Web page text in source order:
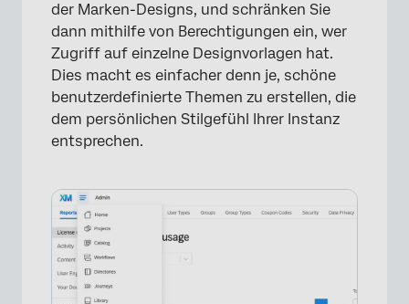
Löschen von Themes
Vorschau von Designs anzeigen
Designvorlage für die Organisation festlegen
Einstellen einer Standard-Erfahrung bei der
Durchführung von Umfragen
Anwenden eines Designvorlage
der Marken-Designs, und schränken Sie
dann mithilfe von Berechtigungen ein, wer
Zugriff auf einzelne Designvorlagen hat.
Dies macht es einfacher denn je, schöne
benutzerdefinierte Themen zu erstellen, die
dem persönlichen Stilgefühl Ihrer Instanz
entsprechen.